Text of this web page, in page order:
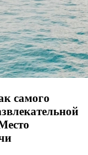
самого